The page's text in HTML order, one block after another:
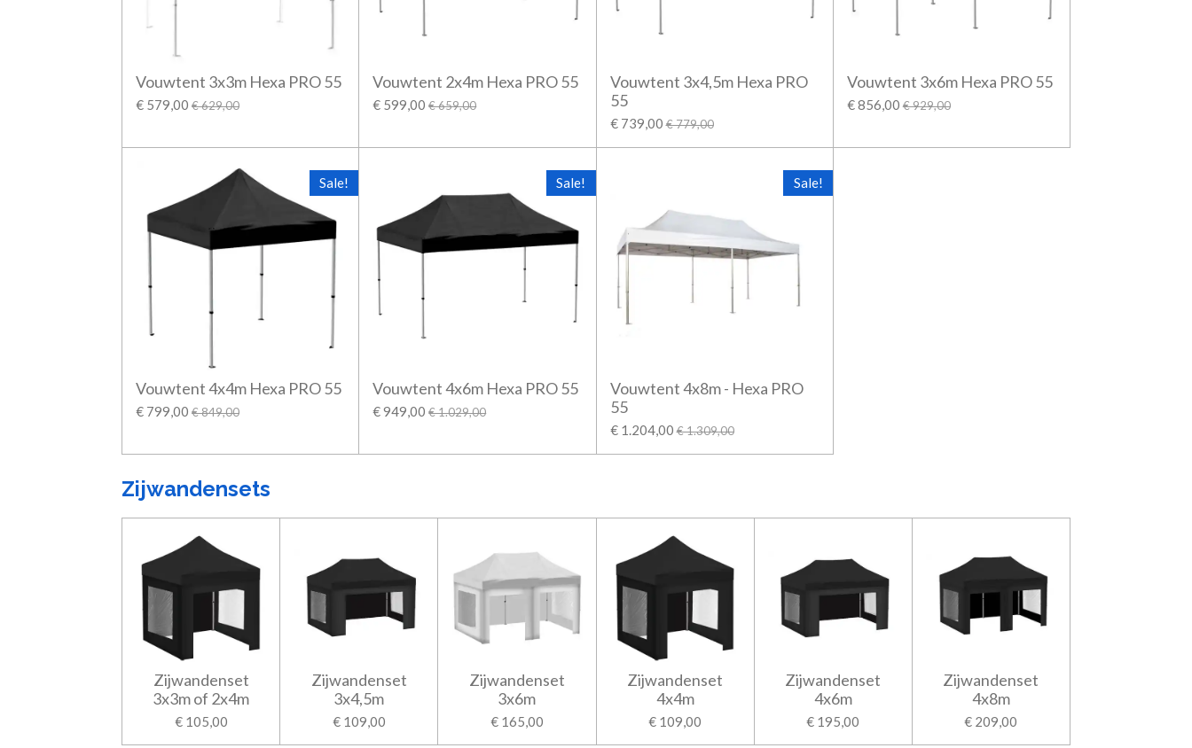
Vouwtent 3x3m Hexa PRO 55
€ 579,00 € 629,00
Vouwtent 2x4m Hexa PRO 55
€ 599,00 € 659,00
Vouwtent 3x4,5m Hexa PRO
55
€ 739,00 € 779,00
Vouwtent 3x6m Hexa PRO 55
€ 856,00 € 929,00
Sale!
Vouwtent 4x4m Hexa PRO 55
€ 799,00 € 849,00
Sale!
Vouwtent 4x6m Hexa PRO 55
€ 949,00 € 1.029,00
Sale!
Vouwtent 4x8m - Hexa PRO
55
€ 1.204,00 € 1.309,00
Zijwandensets
Zijwandenset
3x3m of 2x4m
€ 105,00
Zijwandenset
3x4,5m
€ 109,00
Zijwandenset
3x6m
€ 165,00
Zijwandenset
4x4m
€ 109,00
Zijwandenset
4x6m
€ 195,00
Zijwandenset
4x8m
€ 209,00